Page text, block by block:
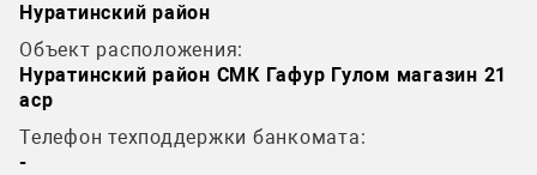
Нуратинский район
Объект расположения:
Нуратинский район СМК Гафур Гулом магазин 21
аср
Телефон техподдержки банкомата:
-